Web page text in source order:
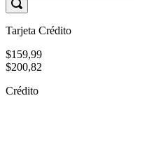
Tarjeta Crédito
$159,99
$200,82
Crédito